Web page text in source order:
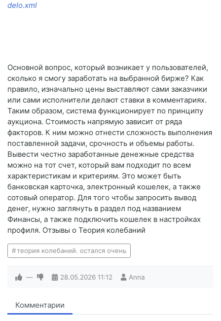
delo.xml
Основной вопрос, который возникает у пользователей,
сколько я смогу заработать на выбранной бирже? Как
правило, изначально цены выставляют сами заказчики
или сами исполнители делают ставки в комментариях.
Таким образом, система функционирует по принципу
аукциона. Стоимость напрямую зависит от ряда
факторов. К ним можно отнести сложность выполнения
поставленной задачи, срочность и объемы работы.
Вывести честно заработанные денежные средства
можно на тот счет, который вам подходит по всем
характеристикам и критериям. Это может быть
банковская карточка, электронный кошелек, а также
сотовый оператор. Для того чтобы запросить вывод
денег, нужно заглянуть в раздел под названием
Финансы, а также подключить кошелек в настройках
профиля. Отзывы о Теория колебаний
теория колебаний. остался очень
— 28.05.2026 11:12 Anna
Комментарии